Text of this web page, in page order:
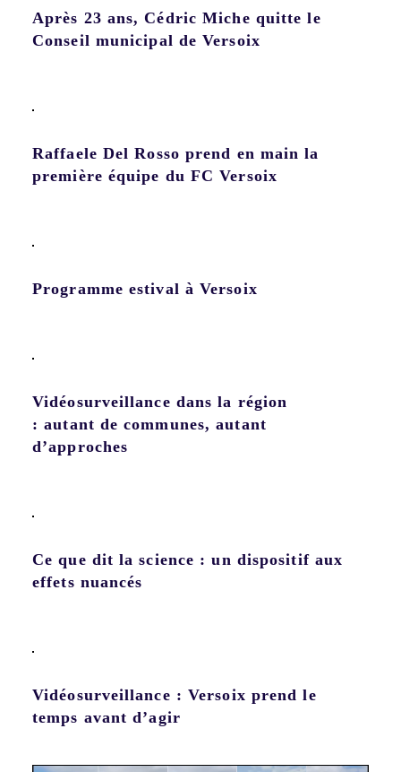
Après 23 ans, Cédric Miche quitte le
Conseil municipal de Versoix
Raffaele Del Rosso prend en main la
première équipe du FC Versoix
Programme estival à Versoix
Vidéosurveillance dans la région
: autant de communes, autant
d’approches
Ce que dit la science : un dispositif aux
effets nuancés
Vidéosurveillance : Versoix prend le
temps avant d’agir